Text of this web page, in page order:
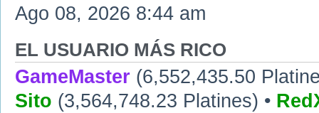
Ago 08, 2026 8:44 am
EL USUARIO MÁS RICO
GameMaster (6,552,435.50
Sito (3,564,748.23 Platines) •